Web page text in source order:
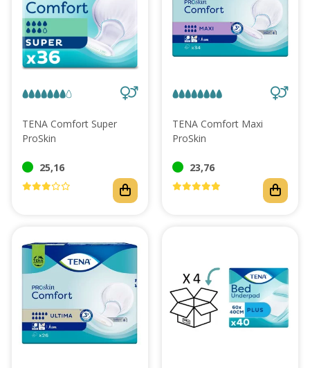
TENA Comfort Super
ProSkin
25,16
TENA Comfort Maxi
ProSkin
23,76